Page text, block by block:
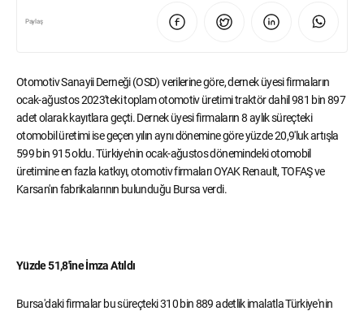
Paylaş
Otomotiv Sanayii Derneği (OSD) verilerine göre, dernek üyesi firmaların
ocak-ağustos 2023'teki toplam otomotiv üretimi traktör dahil 981 bin 897
adet olarak kayıtlara geçti. Dernek üyesi firmaların 8 aylık süreçteki
otomobil üretimi ise geçen yılın aynı dönemine göre yüzde 20,9'luk artışla
599 bin 915 oldu. Türkiye'nin ocak-ağustos dönemindeki otomobil
üretimine en fazla katkıyı, otomotiv firmaları OYAK Renault, TOFAŞ ve
Karsan'ın fabrikalarının bulunduğu Bursa verdi.
Yüzde 51,8'ine İmza Atıldı
Bursa'daki firmalar bu süreçteki 310 bin 889 adetlik imalatla Türkiye'nin